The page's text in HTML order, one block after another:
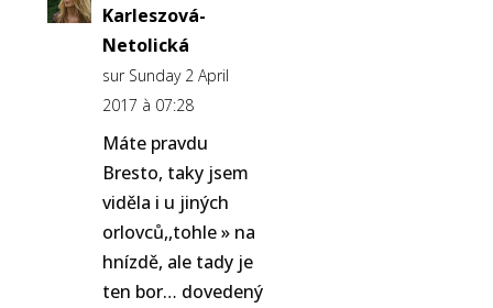
Karleszová-
Netolická
sur Sunday 2 April
2017 à 07:28
Máte pravdu
Bresto, taky jsem
viděla i u jiných
orlovců,,tohle » na
hnízdě, ale tady je
ten bor… dovedený